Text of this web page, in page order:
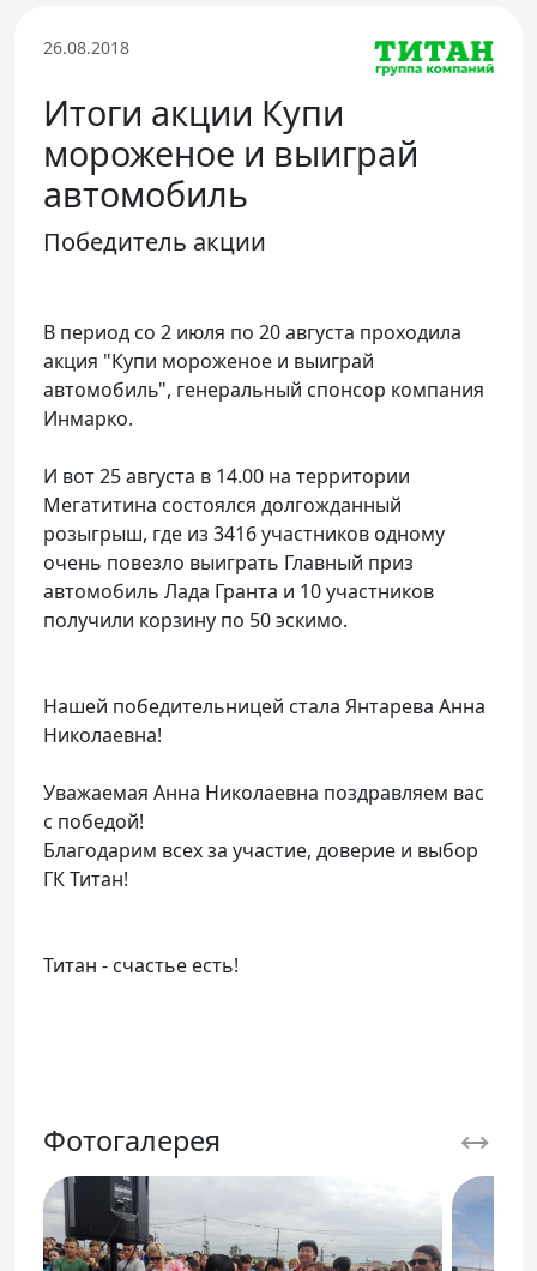
26.08.2018
Итоги акции Купи
мороженое и выиграй
автомобиль
Победитель акции
В период со 2 июля по 20 августа проходила
акция "Купи мороженое и выиграй
автомобиль", генеральный спонсор компания
Инмарко.
И вот 25 августа в 14.00 на территории
Мегатитина состоялся долгожданный
розыгрыш, где из 3416 участников одному
очень повезло выиграть Главный приз
автомобиль Лада Гранта и 10 участников
получили корзину по 50 эскимо.
Нашей победительницей стала Янтарева Анна
Николаевна!
Уважаемая Анна Николаевна поздравляем вас
с победой!
Благодарим всех за участие, доверие и выбор
ГК Титан!
Титан - счастье есть!
Фотогалерея